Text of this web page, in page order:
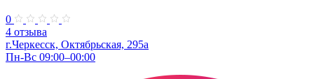
0
4 отзыва
г.Черкесск, Октябрьская, 295а
Пн-Вс 09:00–00:00